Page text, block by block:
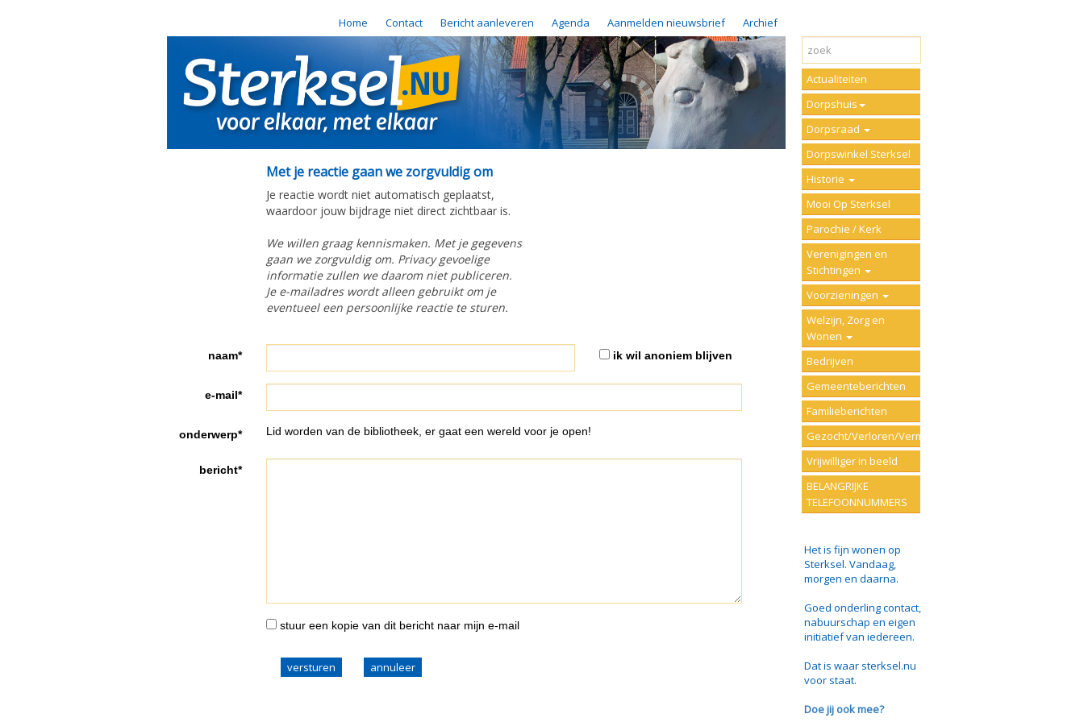
Home Contact Bericht aanleveren Agenda Aanmelden nieuwsbrief Archief
Met je reactie gaan we zorgvuldig om
Je reactie wordt niet automatisch geplaatst,
waardoor jouw bijdrage niet direct zichtbaar is.
We willen graag kennismaken. Met je gegevens
gaan we zorgvuldig om. Privacy gevoelige
informatie zullen we daarom niet publiceren.
Je e-mailadres wordt alleen gebruikt om je
eventueel een persoonlijke reactie te sturen.
naam* ik wil anoniem blijven
e-mail*
onderwerp* Lid worden van de bibliotheek, er gaat een wereld voor je open!
bericht*
stuur een kopie van dit bericht naar mijn e-mail
versturen
Actualiteiten
Dorpshuis
Dorpsraad
Dorpswinkel Sterksel
Historie
Mooi Op Sterksel
Parochie / Kerk
Verenigingen en
Stichtingen
Voorzieningen
Welzijn, Zorg en
Wonen
Bedrijven
Gemeenteberichten
Familieberichten
Gezocht/Verloren/Vermist
Vrijwilliger in beeld
BELANGRIJKE
TELEFOONNUMMERS
Het is fijn wonen op
Sterksel. Vandaag,
morgen en daarna.
Goed onderling contact,
nabuurschap en eigen
initiatief van iedereen.
Dat is waar sterksel.nu
voor staat.
Doe jij ook mee?